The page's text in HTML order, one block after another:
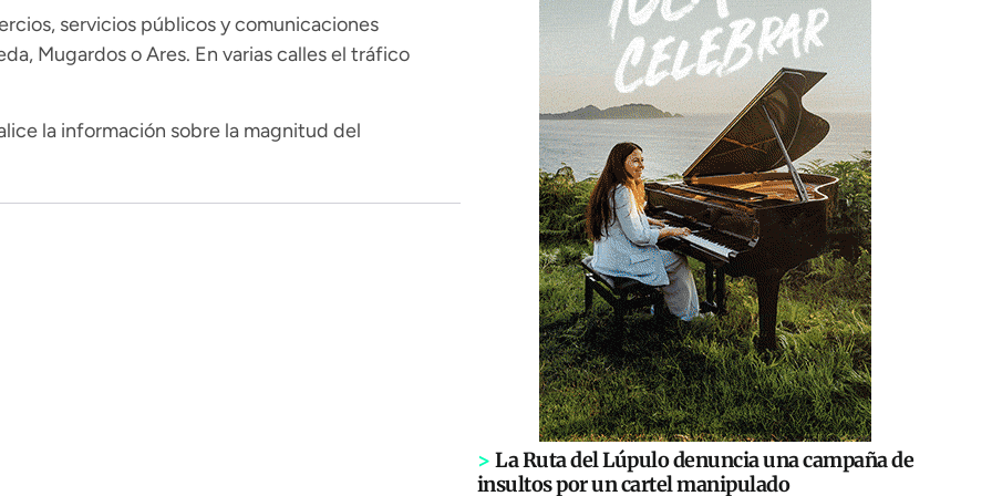
servicios públicos y comunicaciones
Mugardos o Ares. En varias calles el tráfico
la información sobre la magnitud del
> La Ruta del Lúpulo denuncia una campaña de
insultos por un cartel manipulado